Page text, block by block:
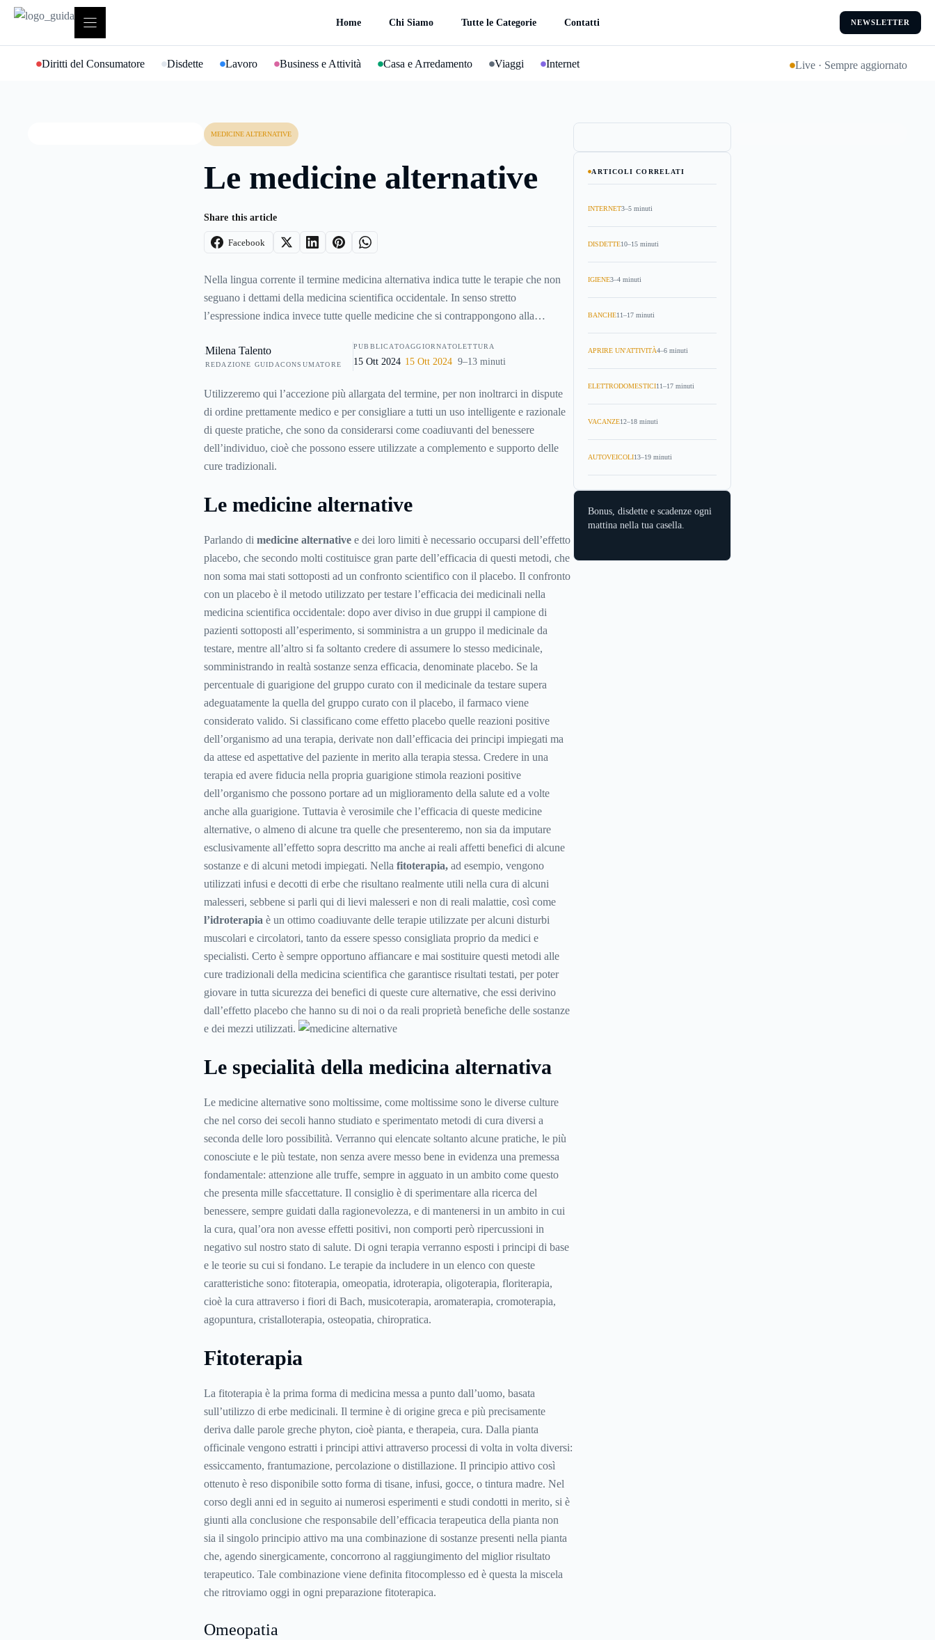
contenuto
Home Chi Siamo Tutte le Categorie Contatti NEWSLETTER
Diritti del Consumatore Disdette Lavoro Business e Attività Casa e Arredamento Viaggi Internet Live · Sempre aggiornato
MEDICINE ALTERNATIVE
Le medicine alternative
Share this article
Facebook
Nella lingua corrente il termine medicina alternativa indica tutte le terapie che non
seguano i dettami della medicina scientifica occidentale. In senso stretto
l’espressione indica invece tutte quelle medicine che si contrappongono alla
usata in affiancamento alle cure tradizionali.Tale suddivisione è però di confini
molto labili, poiché un tipo di cura può essere valutata come alternativa alla
medicina scientifica occidentale o come complementare a quest’ultima a seconda del
soggetto che la esercita e delle sue convinzioni a proposito della sua efficacia.
Milena Talento
REDAZIONE GUIDACONSUMATORE
PUBBLICATO
15 Ott 2024
AGGIORNATO
15 Ott 2024
LETTURA
9–13 minuti
Utilizzeremo qui l’accezione più allargata del termine, per non inoltrarci in dispute
di ordine prettamente medico e per consigliare a tutti un uso intelligente e razionale
di queste pratiche, che sono da considerarsi come coadiuvanti del benessere
dell’individuo, cioè che possono essere utilizzate a complemento e supporto delle
cure tradizionali.
Le medicine alternative
Parlando di medicine alternativee dei loro limiti è necessario occuparsi dell’effetto
placebo, che secondo molti costituisce gran parte dell’efficacia di questi metodi, che
non soma mai stati sottoposti ad un confronto scientifico con il placebo. Il confronto
con un placebo è il metodo utilizzato per testare l’efficacia dei medicinali nella
medicina scientifica occidentale: dopo aver diviso in due gruppi il campione di
pazienti sottoposti all’esperimento, si somministra a un gruppo il medicinale da
testare, mentre all’altro si fa soltanto credere di assumere lo stesso medicinale,
somministrando in realtà sostanze senza efficacia, denominate placebo. Se la
percentuale di guarigione del gruppo curato con il medicinale da testare supera
adeguatamente la quella del gruppo curato con il placebo, il farmaco viene
considerato valido. Si classificano come effetto placebo quelle reazioni positive
dell’organismo ad una terapia, derivate non dall’efficacia dei principi impiegati ma
da attese ed aspettative del paziente in merito alla terapia stessa. Credere in una
terapia ed avere fiducia nella propria guarigione stimola reazioni positive
dell’organismo che possono portare ad un miglioramento della salute ed a volte
anche alla guarigione. Tuttavia è verosimile che l’efficacia di queste medicine
alternative, o almeno di alcune tra quelle che presenteremo, non sia da imputare
esclusivamente all’effetto sopra descritto ma anche ai reali affetti benefici di alcune
sostanze e di alcuni metodi impiegati. Nella fitoterapia,ad esempio, vengono
utilizzati infusi e decotti di erbe che risultano realmente utili nella cura di alcuni
malesseri, sebbene si parli qui di lievi malesseri e non di reali malattie, così come
l’idroterapia è un ottimo coadiuvante delle terapie utilizzate per alcuni disturbi
muscolari e circolatori, tanto da essere spesso consigliata proprio da medici e
specialisti. Certo è sempre opportuno affiancare e mai sostituire questi metodi alle
cure tradizionali della medicina scientifica che garantisce risultati testati, per poter
giovare in tutta sicurezza dei benefici di queste cure alternative, che essi derivino
dall’effetto placebo che hanno su di noi o da reali proprietà benefiche delle sostanze
e dei mezzi utilizzati.
Le specialità della medicina alternativa
Le medicine alternative sono moltissime, come moltissime sono le diverse culture
che nel corso dei secoli hanno studiato e sperimentato metodi di cura diversi a
seconda delle loro possibilità. Verranno qui elencate soltanto alcune pratiche, le più
conosciute e le più testate, non senza avere messo bene in evidenza una premessa
fondamentale: attenzione alle truffe, sempre in agguato in un ambito come questo
che presenta mille sfaccettature. Il consiglio è di sperimentare alla ricerca del
benessere, sempre guidati dalla ragionevolezza, e di mantenersi in un ambito in cui
la cura, qual’ora non avesse effetti positivi, non comporti però ripercussioni in
negativo sul nostro stato di salute. Di ogni terapia verranno esposti i principi di base
e le teorie su cui si fondano. Le terapie da includere in un elenco con queste
caratteristiche sono: fitoterapia, omeopatia, idroterapia, oligoterapia, floriterapia,
cioè la cura attraverso i fiori di Bach, musicoterapia, aromaterapia, cromoterapia,
agopuntura, cristalloterapia, osteopatia, chiropratica.
Fitoterapia
La fitoterapia è la prima forma di medicina messa a punto dall’uomo, basata
sull’utilizzo di erbe medicinali. Il termine è di origine greca e più precisamente
deriva dalle parole greche phyton, cioè pianta, e therapeia, cura. Dalla pianta
officinale vengono estratti i principi attivi attraverso processi di volta in volta diversi:
essiccamento, frantumazione, percolazione o distillazione. Il principio attivo così
ottenuto è reso disponibile sotto forma di tisane, infusi, gocce, o tintura madre. Nel
corso degli anni ed in seguito ai numerosi esperimenti e studi condotti in merito, si è
giunti alla conclusione che responsabile dell’efficacia terapeutica della pianta non
sia il singolo principio attivo ma una combinazione di sostanze presenti nella pianta
che, agendo sinergicamente, concorrono al raggiungimento del miglior risultato
terapeutico. Tale combinazione viene definita fitocomplesso ed è questa la miscela
che ritroviamo oggi in ogni preparazione fitoterapica.
Omeopatia
ARTICOLI CORRELATI
INTERNET3–5 minuti
DISDETTE10–15 minuti
IGIENE3–4 minuti
BANCHE11–17 minuti
APRIRE UN'ATTIVITÀ4–6 minuti
ELETTRODOMESTICI11–17 minuti
VACANZE12–18 minuti
AUTOVEICOLI13–19 minuti
Bonus, disdette e scadenze ogni
mattina nella tua casella.